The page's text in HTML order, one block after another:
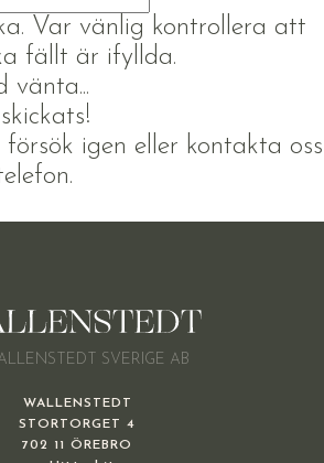
Var vänlig kontrollera att
fällt är ifyllda.
vänta...
igen eller kontakta oss
SVERIGE AB
WALLENSTEDT
STORTORGET 4
702 11 ÖREBRO